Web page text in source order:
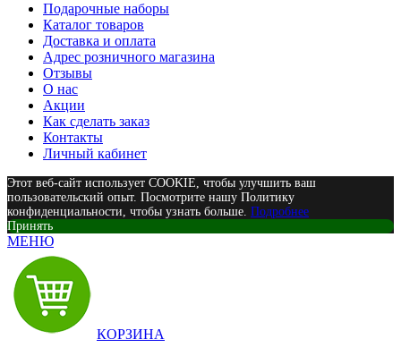
Подарочные наборы
Каталог товаров
Доставка и оплата
Адрес розничного магазина
Отзывы
О нас
Акции
Как сделать заказ
Контакты
Личный кабинет
Этот веб-сайт использует COOKIE, чтобы улучшить ваш
пользовательский опыт. Посмотрите нашу Политику
конфиденциальности, чтобы узнать больше. Подробнее
Принять
МЕНЮ
КОРЗИНА